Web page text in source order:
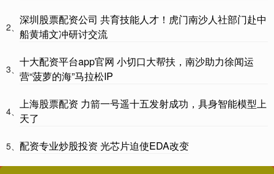
2、
深圳股票配资公司 共育技能人才！虎门南沙人社部门赴中
船黄埔文冲研讨交流
3、
十大配资平台app官网 小切口大帮扶，南沙助力徐闻运
营“菠萝的海”马拉松IP
4、
上海股票配资 力箭一号遥十五发射成功，具身智能模型上
天了
5、 配资专业炒股投资 光芯片迫使EDA改变